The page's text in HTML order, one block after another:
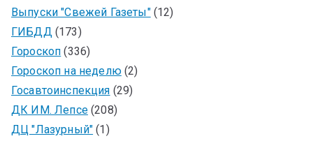
Выпуски "Свежей Газеты"(12)
ГИБДД (173)
Гороскоп (336)
Гороскоп на неделю(2)
Госавтоинспекция (29)
ДК ИМ. Лепсе(208)
ДЦ "Лазурный" (1)